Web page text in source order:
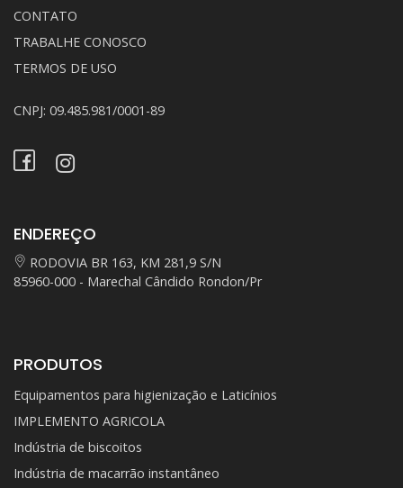
CONTATO
TRABALHE CONOSCO
TERMOS DE USO
CNPJ: 09.485.981/0001-89
ENDEREÇO
RODOVIA BR 163, KM 281,9 S/N
85960-000 - Marechal Cândido Rondon/Pr
PRODUTOS
Equipamentos para higienização e Laticínios
IMPLEMENTO AGRICOLA
Indústria de biscoitos
Indústria de macarrão instantâneo